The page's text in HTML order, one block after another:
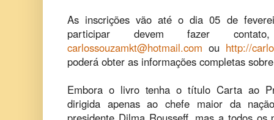
As inscrições vão até o dia 05 de
participar devem fazer
carlossouzamkt@hotmail.com ou http://
poderá obter as informações completas
Embora o livro tenha o título Carta ao
dirigida apenas ao chefe maior da